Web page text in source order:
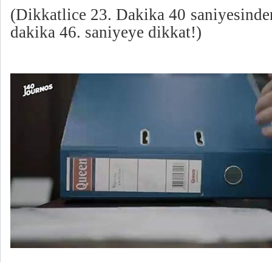
(Dikkatlice 23. Dakika 40
dakika 46. saniyeye dikkat!)